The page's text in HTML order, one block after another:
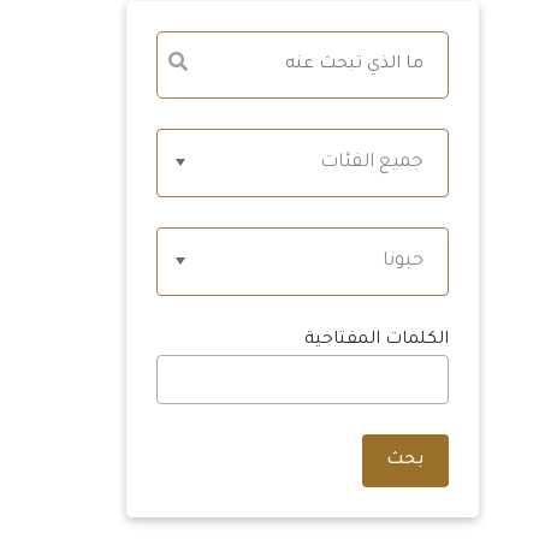
جميع الفئات
حبونا
الكلمات المفتاحية
بحث